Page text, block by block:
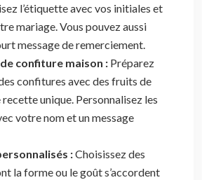
l’étiquette avec vos initiales et
mariage. Vous pouvez aussi
message de remerciement.
confiture maison : Préparez
confitures avec des fruits de
recette unique. Personnalisez les
votre nom et un message
:Choisissez des
la forme ou le goût s’accordent